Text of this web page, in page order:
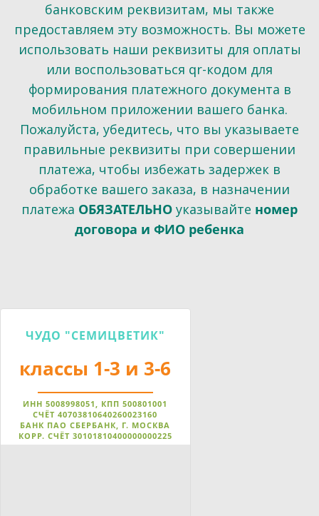
банковским реквизитам, мы также
предоставляем эту возможность. Вы можете
использовать наши реквизиты для оплаты
или воспользоваться qr-кодом для
формирования платежного документа в
мобильном приложении вашего банка.
Пожалуйста, убедитесь, что вы указываете
правильные реквизиты при совершении
платежа, чтобы избежать задержек в
обработке вашего заказа, в назначении
платежа ОБЯЗАТЕЛЬНО указывайте номер
договора и ФИО ребенка
ЧУДО "СЕМИЦВЕТИК"
классы 1-3 и 3-6
ИНН 5008998051, КПП 500801001
СЧЁТ 40703810640260023160
БАНК ПАО СБЕРБАНК, Г. МОСКВА
КОРР. СЧЁТ 30101810400000000225